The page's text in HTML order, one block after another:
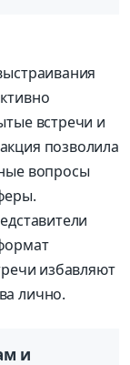
встречи и
позволила
вопросы
избавляют
лично.
и